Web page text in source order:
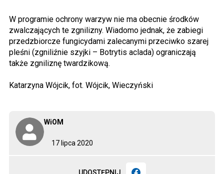
17 lipca 2020
WiOM
W programie ochrony warzyw nie ma obecnie środków
zwalczających te zgnilizny. Wiadomo jednak, że zabiegi
przedzbiorcze fungicydami zalecanymi przeciwko szarej
pleśni (zgniliźnie szyjki – Botrytis aclada) ograniczają
także zgniliznę twardzikową.
Katarzyna Wójcik, fot. Wójcik, Wieczyński